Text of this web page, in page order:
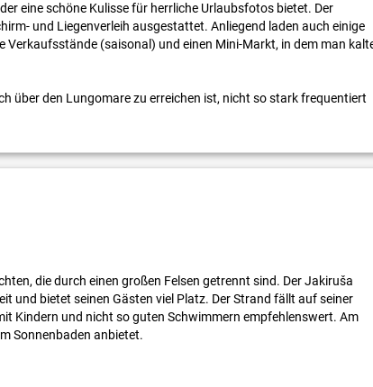
eine schöne Kulisse für herrliche Urlaubsfotos bietet. Der
und Liegenverleih ausgestattet. Anliegend laden auch einige
Verkaufsstände (saisonal) und einen Mini-Markt, in dem man
über den Lungomare zu erreichen ist, nicht so stark frequentiert
die durch einen großen Felsen getrennt sind. Der Jakiruša
und bietet seinen Gästen viel Platz. Der Strand fällt auf seiner
Kindern und nicht so guten Schwimmern empfehlenswert. Am
Sonnenbaden anbietet.